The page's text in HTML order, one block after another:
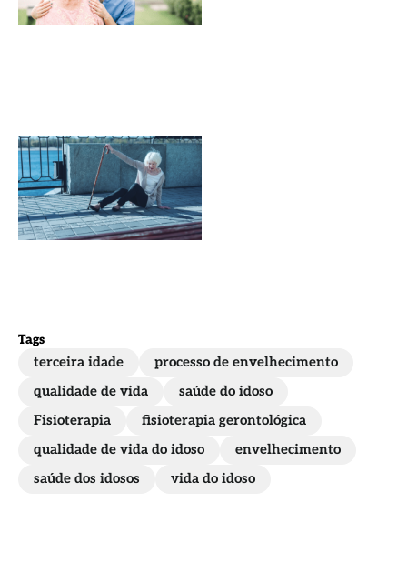
Tags
terceira idade
processo de envelhecimento
qualidade de vida
saúde do idoso
Fisioterapia
fisioterapia gerontológica
qualidade de vida do idoso
envelhecimento
saúde dos idosos
vida do idoso